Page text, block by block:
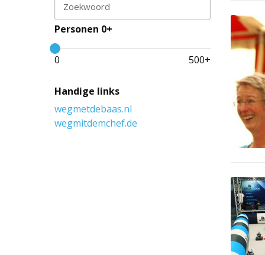
Zoekwoord
Personen 0+
0 500+
Handige links
wegmetdebaas.nl
wegmitdemchef.de